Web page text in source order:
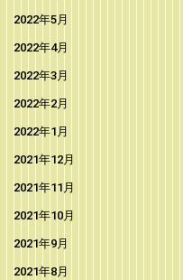
2022年5月
2022年4月
2022年3月
2022年2月
2022年1月
2021年12月
2021年11月
2021年10月
2021年9月
2021年8月